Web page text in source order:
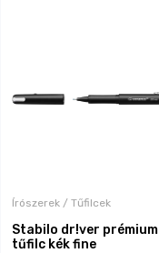
Írószerek / Tűfilcek
Stabilo dr!ver prémium
tűfilc kék fine